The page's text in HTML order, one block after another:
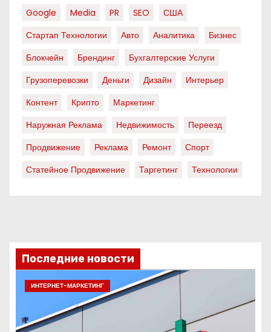
Google
Media PR SEO
США
Стартап Технологии
Авто Аналитика
Бизнес
Блокчейн
Брендинг
Бухгалтерские Услуги
Грузоперевозки
Деньги Дизайн
Интерьер
Контент
Крипто
Маркетинг
Наружная Реклама
Недвижимость
Переезд
Продвижение
Реклама Ремонт
Спорт
Статейное Продвижение
Таргетинг Технологии
Последние новости
ИНТЕРНЕТ-МАРКЕТИНГ